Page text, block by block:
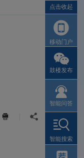
 
点击收起
移动门户
鼓楼发布
智能问答
智能搜索